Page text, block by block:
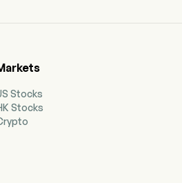
Stocks
Stocks